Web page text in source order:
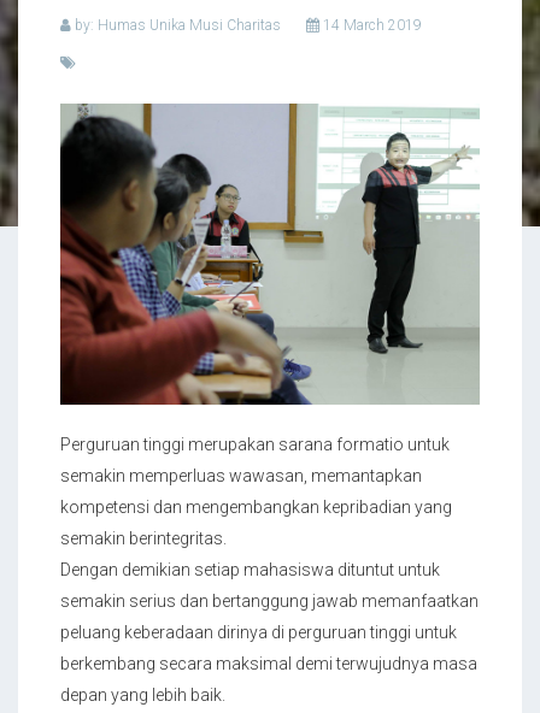
by: Humas Unika Musi Charitas 14 March 2019
Perguruan tinggi merupakan sarana formatio untuk
semakin memperluas wawasan, memantapkan
kompetensi dan mengembangkan kepribadian yang
semakin berintegritas.
Dengan demikian setiap mahasiswa dituntut untuk
semakin serius dan bertanggung jawab memanfaatkan
peluang keberadaan dirinya di perguruan tinggi untuk
berkembang secara maksimal demi terwujudnya masa
depan yang lebih baik.